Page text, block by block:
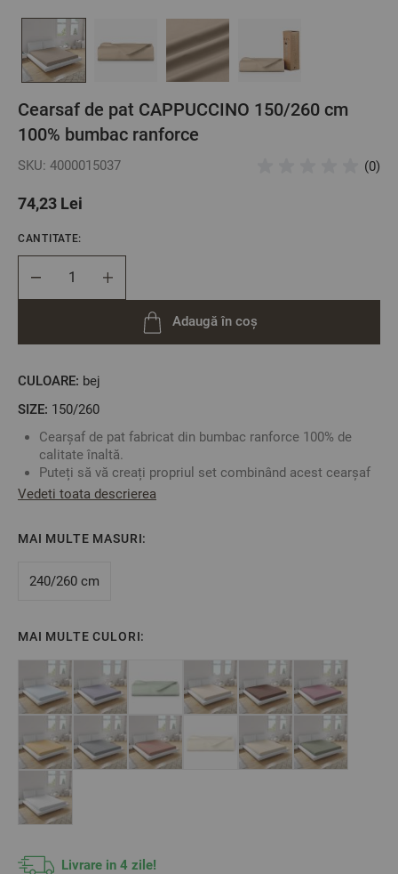
Cearsaf de pat CAPPUCCINO 150/260 cm
100% bumbac ranforce
SKU: 4000015037 (0)
74,23 Lei
CULOARE: bej
SIZE: 150/260
Cearșaf de pat fabricat din bumbac ranforce 100% de
calitate înaltă.
Puteți să vă creați propriul set combinând acest cearșaf
de pat cu oricare față de pernă sau cearșaf de pilotă în
Culoare: Cappuccino
Mărime: 150/260 cm
** Fotografiile sunt orientative. Poate varia ușor culoarea
Vedeti toata descrierea
MAI MULTE MASURI:
240/260 cm
MAI MULTE CULORI:
Livrare in 4 zile!
CANTITATE:
Adaugă în coș